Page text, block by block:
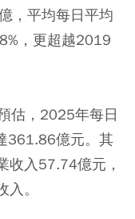
，平均每日平均
，更超越2019
估，2025年每日
361.86億元。其
收入57.74億元，
。